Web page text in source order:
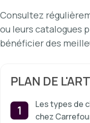
Consultez
ou leurs catalogues
bénéficier des
PLAN DE
Les types de
chez